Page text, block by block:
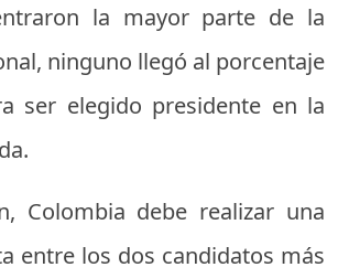
la mayor parte de la
ninguno llegó al porcentaje
ser elegido presidente en la
Colombia debe realizar una
entre los dos candidatos más